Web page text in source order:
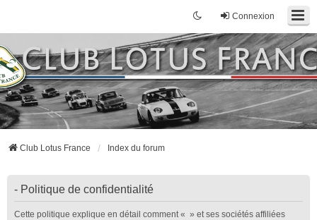
Connexion
Club Lotus France Index du forum
- Politique de confidentialité
Cette politique explique en détail comment « » et ses sociétés affiliées